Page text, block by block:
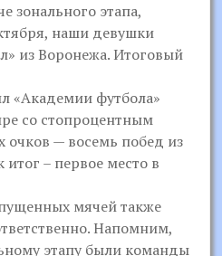
зонального этапа,
наши девушки
из Воронежа. Итоговый
«Академии футбола»
со стопроцентным
очков — восемь побед из
– первое место в
мячей также
Напомним,
этапу были команды